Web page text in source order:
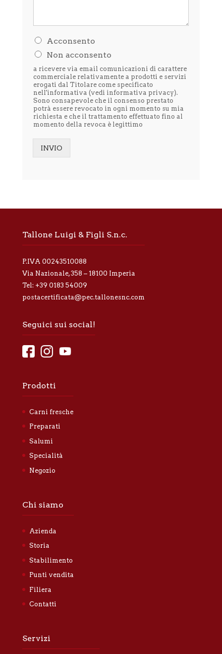
H
l
e
t
t
o
l
i
n
f
r
a
i
v
c
y
Acconsento
Non acconsento
a ricevere via email comunicazioni di carattere
commerciale relativamente a prodotti e servizi
erogati dal Titolare come specificato
nell'informativa (vedi informativa privacy).
Sono consapevole che il consenso prestato
potrà essere revocato in ogni momento su mia
richiesta e che il trattamento effettuato fino al
momento della revoca è legittimo
INVIO
Tallone Luigi & Figli S.n.c.
P.IVA 00243510088
Via Nazionale, 358 – 18100 Imperia
Tel: +39 0183 54009
postacertificata@pec.tallonesnc.com
Seguici sui social!
Prodotti
Carni fresche
Preparati
Salumi
Specialità
Negozio
Chi siamo
Azienda
Storia
Stabilimento
Punti vendita
Filiera
Contatti
Servizi